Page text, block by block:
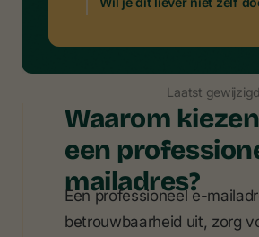
Laatst
Waarom
een
mailadres?
Een professioneel e-
betrouwbaarheid uit, zorg